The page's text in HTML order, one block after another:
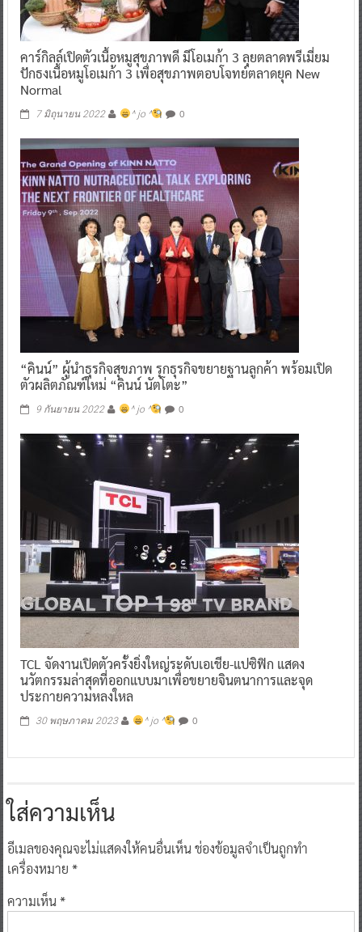
คาร์กิลล์เปิดตัวเนื้อหมูสุขภาพดี มีโอเมก้า 3 ลุยตลาดพรีเมี่ยม
ปักธงเนื้อหมูโอเมก้า 3 เพื่อสุขภาพตอบโจทย์ตลาดยุค New
Normal
7 มิถุนายน 2022 ^ jo ^ 0
“คินน์” ผู้นำธุรกิจสุขภาพ รุกธุรกิจขยายฐานลูกค้า พร้อมเปิด
ตัวผลิตภัณฑ์ใหม่ “คินน์ นัตโตะ”
9 กันยายน 2022 ^ jo ^ 0
TCL จัดงานเปิดตัวครั้งยิ่งใหญ่ระดับเอเชีย-แปซิฟิก แสดง
นวัตกรรมล่าสุดที่ออกแบบมาเพื่อขยายจินตนาการและจุด
ประกายความหลงใหล
30 พฤษภาคม 2023 ^ jo ^ 0
ใส่ความเห็น
อีเมลของคุณจะไม่แสดงให้คนอื่นเห็นช่องข้อมูลจำเป็นถูกทำ
เครื่องหมาย *
ความเห็น*